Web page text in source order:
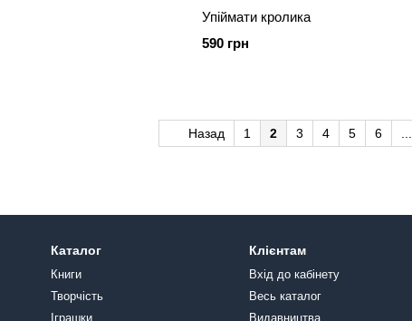
Упіймати кролика
590 грн
Назад 1 2 3 4 5 6 ...
Каталог
Книги
Творчість
Іграшки
Клієнтам
Вхід до кабінету
Весь каталог
Видавництва